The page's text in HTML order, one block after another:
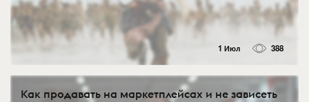
1 Июл 388
Как продавать на маркетплейсах и не зависеть